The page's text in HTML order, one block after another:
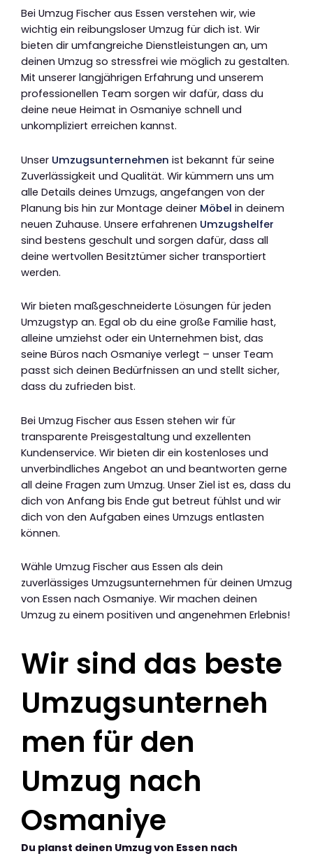
Bei Umzug Fischer aus Essen verstehen wir, wie
wichtig ein reibungsloser Umzug für dich ist. Wir
bieten dir umfangreiche Dienstleistungen an, um
deinen Umzug so stressfrei wie möglich zu gestalten.
Mit unserer langjährigen Erfahrung und unserem
professionellen Team sorgen wir dafür, dass du
deine neue Heimat in Osmaniye schnell und
unkompliziert erreichen kannst.
Unser Umzugsunternehmen ist bekannt für seine
Zuverlässigkeit und Qualität. Wir kümmern uns um
alle Details deines Umzugs, angefangen von der
Planung bis hin zur Montage deiner Möbel in deinem
neuen Zuhause. Unsere erfahrenen Umzugshelfer
sind bestens geschult und sorgen dafür, dass all
deine wertvollen Besitztümer sicher transportiert
werden.
Wir bieten maßgeschneiderte Lösungen für jeden
Umzugstyp an. Egal ob du eine große Familie hast,
alleine umziehst oder ein Unternehmen bist, das
seine Büros nach Osmaniye verlegt – unser Team
passt sich deinen Bedürfnissen an und stellt sicher,
dass du zufrieden bist.
Bei Umzug Fischer aus Essen stehen wir für
transparente Preisgestaltung und exzellenten
Kundenservice. Wir bieten dir ein kostenloses und
unverbindliches Angebot an und beantworten gerne
all deine Fragen zum Umzug. Unser Ziel ist es, dass du
dich von Anfang bis Ende gut betreut fühlst und wir
dich von den Aufgaben eines Umzugs entlasten
können.
Wähle Umzug Fischer aus Essen als dein
zuverlässiges Umzugsunternehmen für deinen Umzug
von Essen nach Osmaniye. Wir machen deinen
Umzug zu einem positiven und angenehmen Erlebnis!
Wir sind das beste
Umzugsunterneh
men für den
Umzug nach
Osmaniye
Du planst deinen Umzug von Essen nach